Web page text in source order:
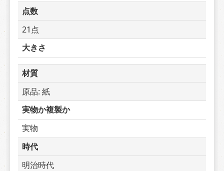
点数
21点
大きさ
材質
原品: 紙
実物か複製か
実物
時代
明治時代